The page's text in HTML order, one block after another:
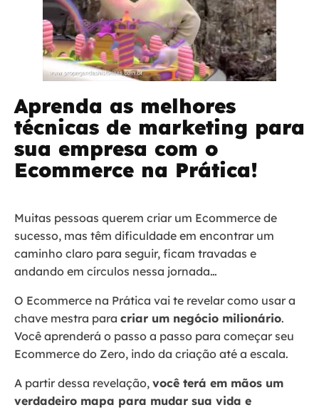
Aprenda as melhores
técnicas de marketing para
sua empresa com o
Ecommerce na Prática!
Muitas pessoas querem criar um Ecommerce de
sucesso, mas têm dificuldade em encontrar um
caminho claro para seguir, ficam travadas e
andando em círculos nessa jornada…
O Ecommerce na Prática vai te revelar como usar a
chave mestra para criar um negócio milionário.
Você aprenderá o passo a passo para começar seu
Ecommerce do Zero, indo da criação até a escala.
A partir dessa revelação, você terá em mãos um
verdadeiro mapa para mudar sua vida e